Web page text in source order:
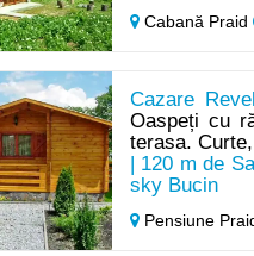
Cabană Praid
Cazare
Oaspeți cu
terasa.
| 120 m de
sky Bucin
Pensiune